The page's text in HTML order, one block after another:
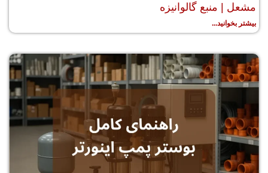
مشعل | منبع گالوانیزه
بیشتر بخوانید...